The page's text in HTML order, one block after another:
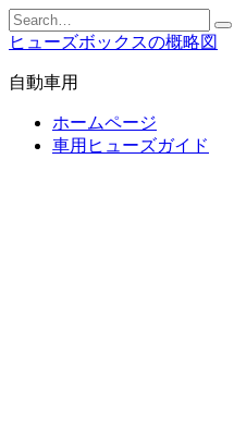
Skip
to
content
Search
for:
ヒューズボックスの概略図
自動車用
ホームページ
車用ヒューズガイド